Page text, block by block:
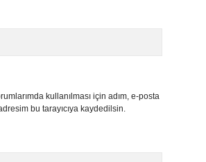
kullanılması için adım, e-posta
bu tarayıcıya kaydedilsin.